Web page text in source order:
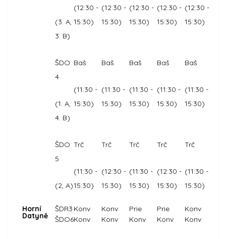
(3. A,
3. B)
(12:30 -
15:30)
(12:30 -
15:30)
(12:30 -
15:30)
(12:30 -
15:30)
(12:30 -
15:30)
ŠDO
4
(1. A,
4. B)
Baš
(11:30 -
15:30)
Baš
(11:30 -
15:30)
Baš
(11:30 -
15:30)
Baš
(11:30 -
15:30)
Baš
(11:30 -
15:30)
ŠDO
5
(2, A)
Trč
(11:30 -
15:30)
Trč
(12:30 -
15:30)
Trč
(11:30 -
15:30)
Trč
(12:30 -
15:30)
Trč
(11:30 -
15:30)
Horní
Datyně
ŠDR3 Konv Konv Prie Prie
Konv
ŠDO6Konv Konv Konv Konv Konv